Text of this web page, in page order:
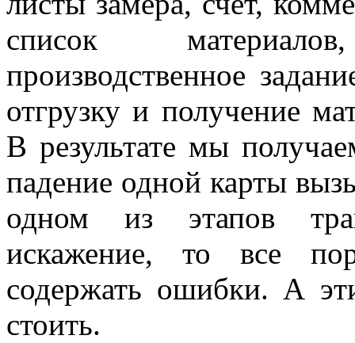
список
производственное
отгрузку и получение
В результате мы
падение одной карты
одном из этапов
искажение, то все
содержать ошибки. А
стоить.